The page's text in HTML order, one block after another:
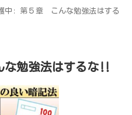
中: 第５章 こんな勉強法はする
勉強法はするな‼